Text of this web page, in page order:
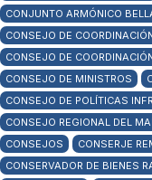
CONJUNTO ARMÓNICO
CONSEJO DE
CONSEJO DE
CONSEJO DE MINISTROS
CONSEJO DE POLÍTICAS
CONSEJO REGIONAL DEL
CONSEJOS
CONSERJE
CONSERVADOR DE BIENES